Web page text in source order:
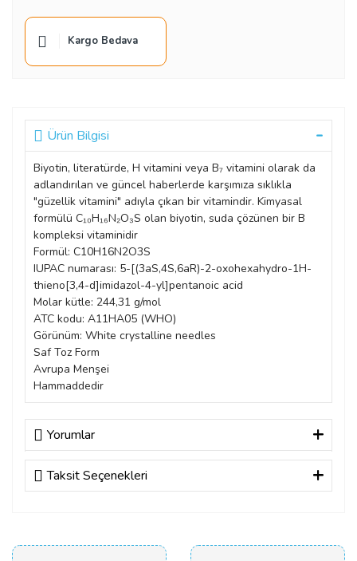
Kargo Bedava
Ürün Bilgisi
Biyotin, literatürde, H vitamini veya B₇ vitamini olarak da
adlandırılan ve güncel haberlerde karşımıza sıklıkla
"güzellik vitamini" adıyla çıkan bir vitamindir. Kimyasal
formülü C₁₀H₁₆N₂O₃S olan biyotin, suda çözünen bir B
kompleksi vitaminidir
Formül: C10H16N2O3S
IUPAC numarası: 5-[(3aS,4S,6aR)-2-oxohexahydro-1H-
thieno[3,4-d]imidazol-4-yl]pentanoic acid
Molar kütle: 244,31 g/mol
ATC kodu: A11HA05 (WHO)
Görünüm: White crystalline needles
Saf Toz Form
Avrupa Menşei
Hammaddedir
Yorumlar
Bu ürüne ilk yorumu siz yapın!
Taksit Seçenekleri